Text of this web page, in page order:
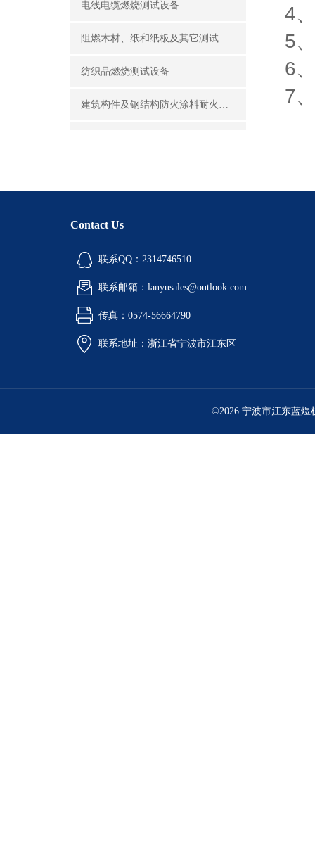
电线电缆燃烧测试设备
阻燃木材、纸和纸板及其它测试设备
纺织品燃烧测试设备
建筑构件及钢结构防火涂料耐火性能试验设备
铝行业检测设备
油品检测仪器
工业暖风机
4
5
6
7
Contact Us
联系QQ：2314746510
联系邮箱：lanyusales@outlook.com
传真：0574-56664790
联系地址：浙江省宁波市江东区
©2026 宁波市江东蓝